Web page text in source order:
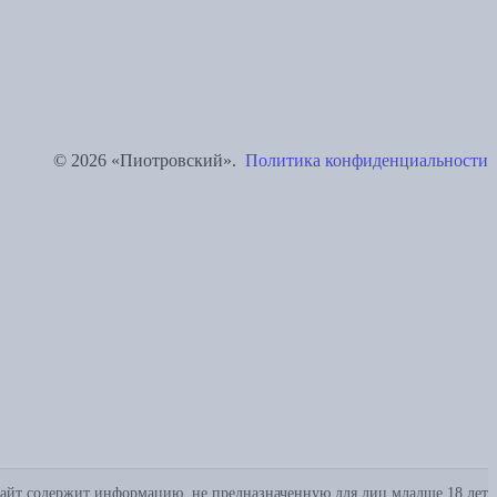
© 2026 «Пиотровский». Политика конфиденциальности
содержит информацию, не предназначенную для лиц младше 18 лет